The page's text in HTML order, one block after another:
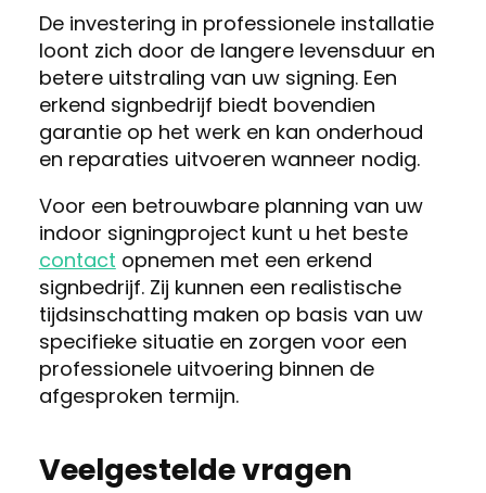
De investering in professionele installatie
loont zich door de langere levensduur en
betere uitstraling van uw signing. Een
erkend signbedrijf biedt bovendien
garantie op het werk en kan onderhoud
en reparaties uitvoeren wanneer nodig.
Voor een betrouwbare planning van uw
indoor signingproject kunt u het beste
contact opnemen met een erkend
signbedrijf. Zij kunnen een realistische
tijdsinschatting maken op basis van uw
specifieke situatie en zorgen voor een
professionele uitvoering binnen de
afgesproken termijn.
Veelgestelde vragen